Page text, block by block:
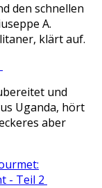
den schnellen
A.
klärt auf.
und
Uganda, hört
aber
- Teil 2